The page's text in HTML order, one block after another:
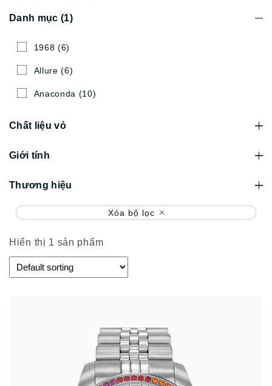
Danh mục (1)
1968 (6)
Allure (6)
Anaconda (10)
Chất liệu vỏ
Giới tính
Thương hiệu
Xóa bộ lọc
Hiển thị 1 sản phẩm